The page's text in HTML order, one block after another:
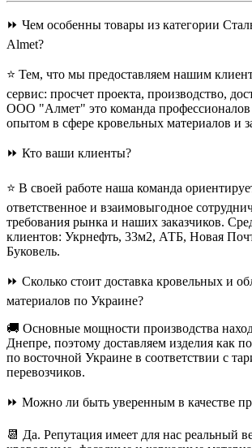
⏩ Чем особенны товары из категории
Almet?
⭐ Тем, что мы предоставляем нашим
сервис: просчет проекта, производство,
ООО "Алмет" это команда профессионалов
опытом в сфере кровельных материалов и
⏩ Кто ваши клиенты?
⭐ В своей работе наша команда
ответственное и взаимовыгодное
требования рынка и наших заказчиков.
клиентов: Укрнефть, 33м2, АТБ, Новая
Буковель.
⏩ Сколько стоит доставка кровельных и
материалов по Украине?
🚚 Основные мощности производства
Днепре, поэтому доставляем изделия как
по восточной Украине в соответствии с
перевозчиков.
⏩ Можно ли быть уверенным в качестве
📆 Да. Репутация имеет для нас реальный